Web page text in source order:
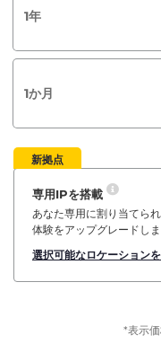
1年
1か月
新拠点
専用IPを搭載
あなた専用に割り当てら
体験をアップグレードしま
選択可能なロケーション
*表示価